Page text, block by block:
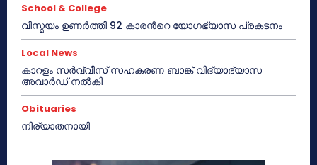
School & College
വിസ്മയം ഉണർത്തി 92 കാരൻറെ യോഗഭ്യാസ പ്രകടനം
Local News
കാറളം സർവ്വീസ് സഹകരണ ബാങ്ക് വിദ്യാഭ്യാസ
അവാർഡ് നൽകി
Obituaries
നിര്യാതനായി